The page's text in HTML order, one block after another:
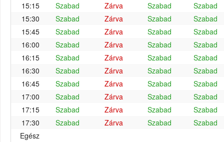
15:15
Szabad Zárva Szabad
Szabad
15:30
Szabad Zárva Szabad
Szabad
15:45
Szabad Zárva Szabad
Szabad
16:00
Szabad Zárva Szabad
Szabad
16:15
Szabad Zárva Szabad
Szabad
16:30
Szabad Zárva Szabad
Szabad
16:45
Szabad Zárva Szabad
Szabad
17:00
Szabad Zárva Szabad
Szabad
17:15
Szabad Zárva Szabad
Szabad
17:30
Szabad Zárva Szabad
Szabad
Egész